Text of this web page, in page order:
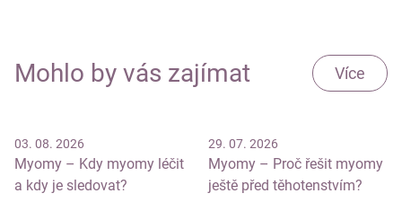
Mohlo by vás zajímat Více
03. 08. 2026
Myomy – Kdy myomy léčit
a kdy je sledovat?
29. 07. 2026
Myomy – Proč řešit myomy
ještě před těhotenstvím?